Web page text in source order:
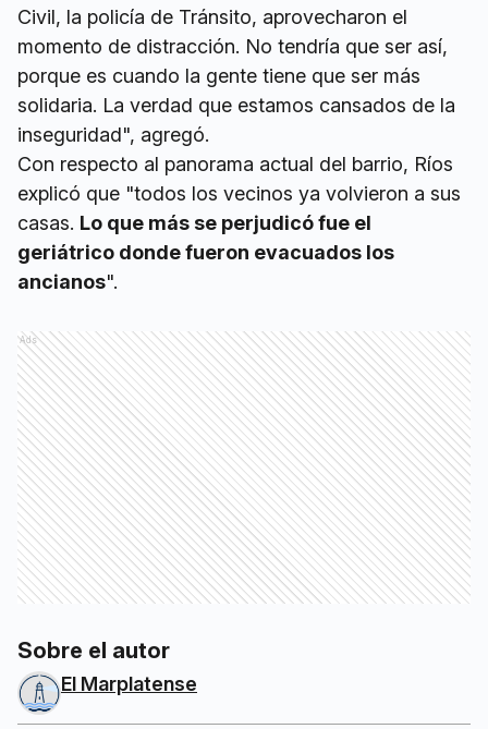
Civil, la policía de Tránsito, aprovecharon el
momento de distracción. No tendría que ser así,
porque es cuando la gente tiene que ser más
solidaria. La verdad que estamos cansados de la
inseguridad", agregó.
Con respecto al panorama actual del barrio, Ríos
explicó que "todos los vecinos ya volvieron a sus
casas. Lo que más se perjudicó fue el
geriátrico donde fueron evacuados los
ancianos".
Ads
Sobre el autor
El Marplatense